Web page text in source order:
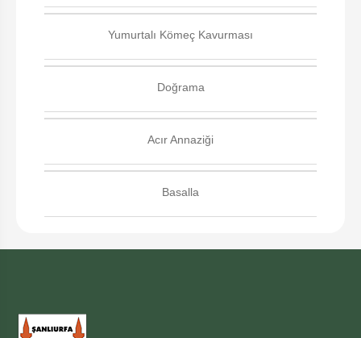
Yumurtalı Kömeç Kavurması
Doğrama
Acır Annaziği
Basalla